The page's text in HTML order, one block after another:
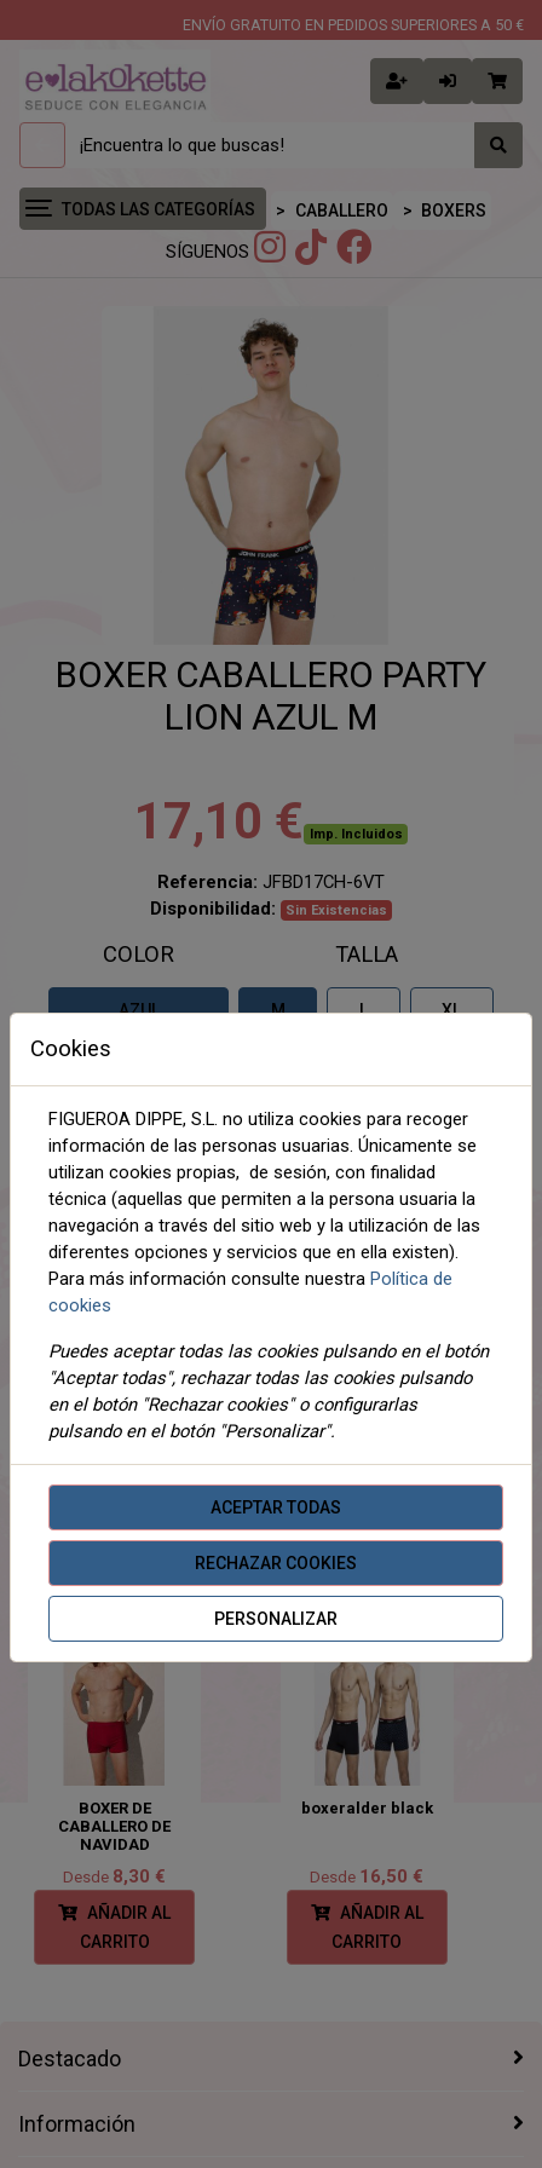
ENVÍO GRATUITO EN PEDIDOS SUPERIORES A 50 €
TODAS LAS CATEGORÍAS CABALLERO BOXERS
SÍGUENOS
BOXER CABALLERO PARTY
LION AZUL M
17,10 € Imp. Incluidos
Referencia: JFBD17CH-6VT
Disponibilidad:
Sin Existencias
COLOR
AZUL
TALLA
M L XL
AÑADIR AL CARRITO
Compartir
DESCRIPCIÓN
ADJUNTOS
OPINIONES
¡Este producto no tiene descripción!
PRODUCTOSRELACIONADOS
BOXER DE
CABALLERO DE
NAVIDAD
Desde 8,30 €
AÑADIR AL
CARRITO
boxeralder black
Desde 16,50 €
AÑADIR AL
CARRITO
Destacado
Información
Cookies
FIGUEROA DIPPE, S.L. no utiliza cookies para recoger
información de las personas usuarias. Únicamente se
utilizan cookies propias, de sesión, con finalidad
técnica (aquellas que permiten a la persona usuaria la
navegación a través del sitio web y la utilización de las
diferentes opciones y servicios que en ella existen).
Para más información consulte nuestra Política de
cookies
Puedes aceptar todas las cookies pulsando en el botón
"Aceptar todas", rechazar todas las cookies pulsando
en el botón "Rechazar cookies" o configurarlas
pulsando en el botón "Personalizar".
ACEPTAR TODAS
RECHAZAR COOKIES
PERSONALIZAR